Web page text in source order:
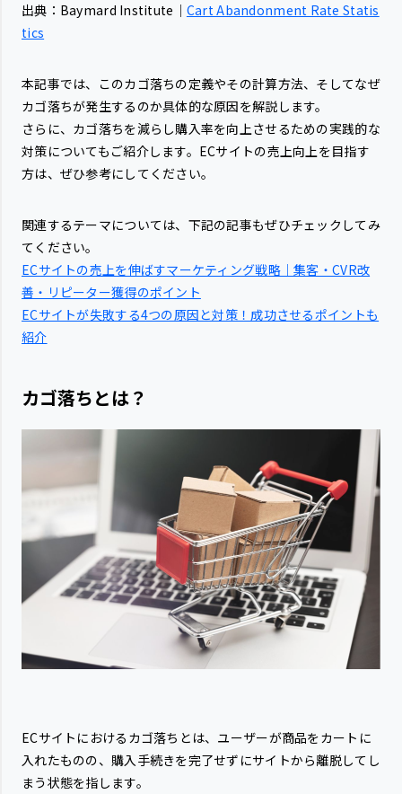
出典：Baymard Institute｜ Cart Abandonment Rate Statis
tics
本記事では、このカゴ落ちの定義やその計算方法、そしてなぜ
カゴ落ちが発生するのか具体的な原因を解説します。
さらに、カゴ落ちを減らし購入率を向上させるための実践的な
対策についてもご紹介します。ECサイトの売上向上を目指す
方は、ぜひ参考にしてください。
関連するテーマについては、下記の記事もぜひチェックしてみ
てください。
ECサイトの売上を伸ばすマーケティング戦略｜集客・CVR改
善・リピーター獲得のポイント
ECサイトが失敗する4つの原因と対策！成功させるポイントも
紹介
カゴ落ちとは？
ECサイトにおけるカゴ落ちとは、ユーザーが商品をカートに
入れたものの、購入手続きを完了せずにサイトから離脱してし
まう状態を指します。